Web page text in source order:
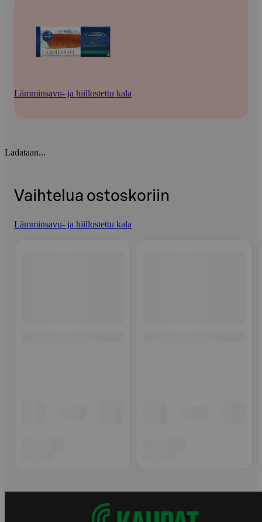
Lämminsavu- ja hiillostettu kala
Ladataan...
Vaihtelua ostoskoriin
Lämminsavu- ja hiillostettu kala